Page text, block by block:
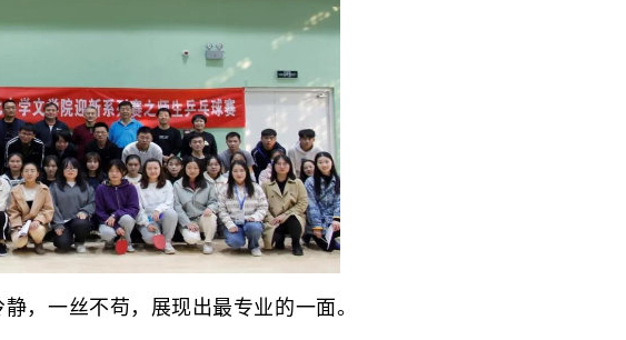
，一丝不苟，展现出最专业的一面。